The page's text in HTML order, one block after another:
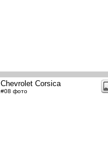
Chevrolet Corsica
#08 фото